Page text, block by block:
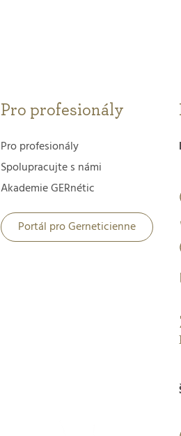
Pro profesionály
Pro profesionály
Spolupracujte s námi
Akademie GERnétic
Portál pro Gerneticienne